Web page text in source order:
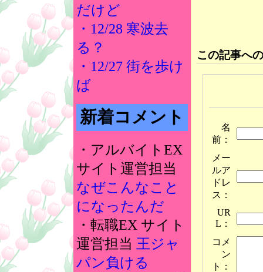
だけど
・12/28 寒波去
る？
・12/27 街を歩け
ば
新着コメント
・アルバイトEX
サイト運営担当
なぜこんなこと
になったんだ
・転職EX サイト
運営担当 王ジャ
パン負ける
この記事へ
名
前：
メー
ルア
ドレ
ス：
UR
L：
コメ
ン
ト：